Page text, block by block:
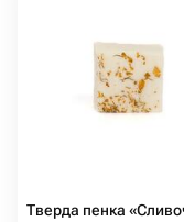
Тверда пенка